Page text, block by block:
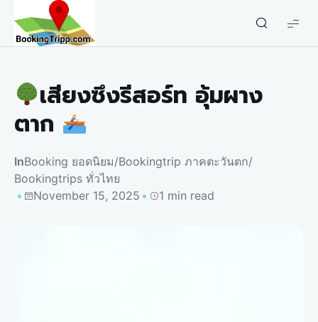
bookingtripp.com
เสียงซึงรีสอร์ท อุ้มผาง
ตาก
InBooking ยอดนิยม/Bookingtrip ภาคตะวันตก/
Bookingtrips ทั่วไทย
November 15, 2025
1 min read